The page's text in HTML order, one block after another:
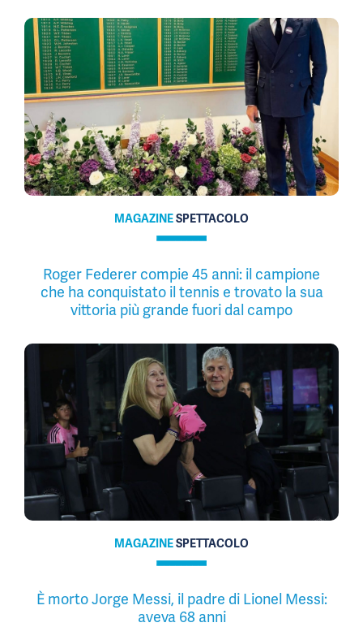
MAGAZINESPETTACOLO
Roger Federer compie 45 anni: il campione
che ha conquistato il tennis e trovato la sua
vittoria più grande fuori dal campo
MAGAZINESPETTACOLO
È morto Jorge Messi, il padre di Lionel Messi:
aveva 68 anni